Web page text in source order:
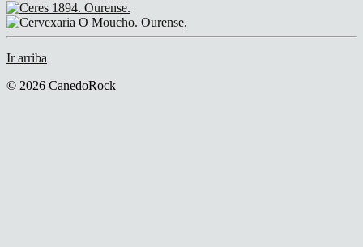
Ir arriba
© 2026 CanedoRock